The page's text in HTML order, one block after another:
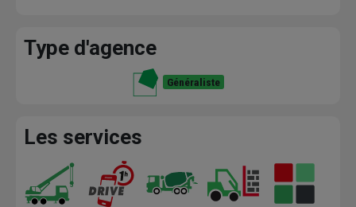
Type d'agence
Généraliste
Les services